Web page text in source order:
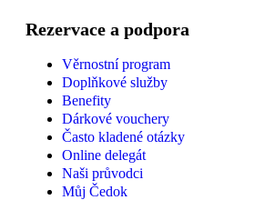
Rezervace a podpora
Věrnostní program
Doplňkové služby
Benefity
Dárkové vouchery
Často kladené otázky
Online delegát
Naši průvodci
Můj Čedok